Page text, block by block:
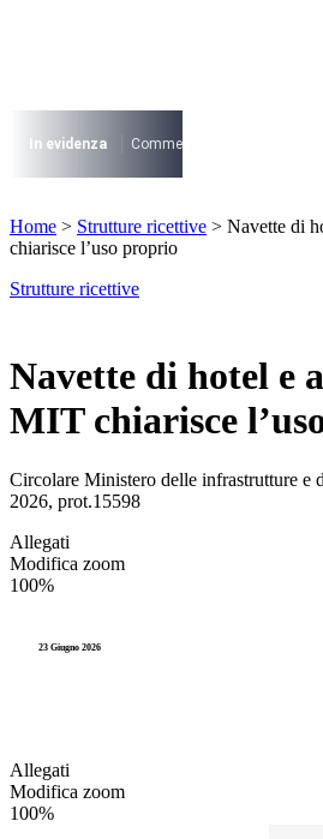
I più cercati
Lorem ipsum dolor sit amet
Lorem ipsum dolor sit amet
In evidenza Commercio su aree pubbliche
Lorem ipsum dolor sit amet
Home > Strutture ricettive > Navette di
chiarisce l’uso proprio
Strutture ricettive
Navette di hotel e
MIT chiarisce
Circolare Ministero delle infrastrutture e
2026, prot.15598
Allegati
Modifica zoom
100%
23 Giugno 2026
Allegati
Modifica zoom
100%